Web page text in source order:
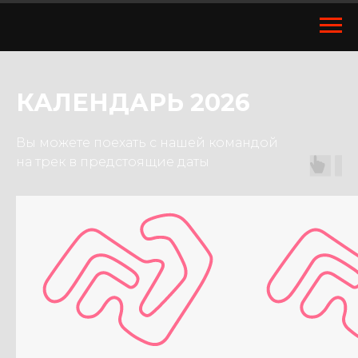
КАЛЕНДАРЬ 2026
Вы можете поехать с нашей командой
на трек в предстоящие даты